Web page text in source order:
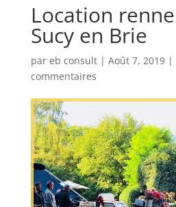
Location
Sucy en Brie
par eb consult| Août 7, 2019|
commentaires